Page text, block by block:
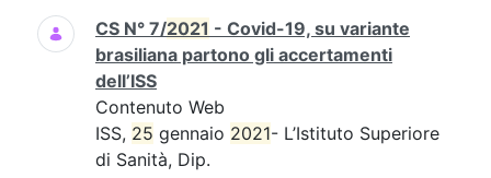
CS N° 7/2021 - Covid-19, su variante
brasiliana partono gli accertamenti
dell’ISS
Contenuto Web
ISS, 25 gennaio 2021- L’Istituto Superiore
di Sanità, Dip.